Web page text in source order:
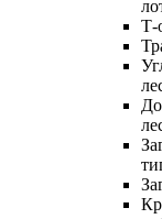
Т-